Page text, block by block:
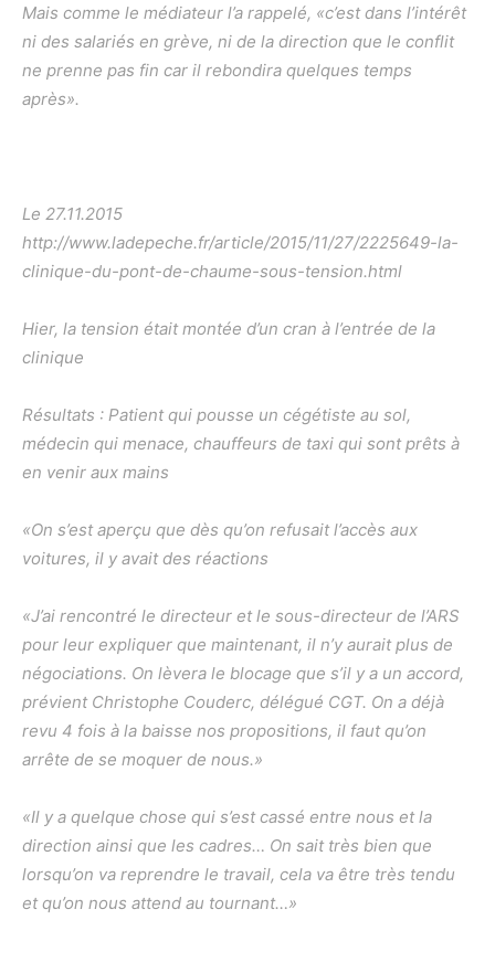
Mais comme le médiateur l’a rappelé, «c’est dans l’intérêt
ni des salariés en grève, ni de la direction que le conflit
ne prenne pas fin car il rebondira quelques temps
après».
Le 27.11.2015
http://www.ladepeche.fr/article/2015/11/27/2225649-la-
clinique-du-pont-de-chaume-sous-tension.html
Hier, la tension était montée d’un cran à l’entrée de la
clinique
Résultats : Patient qui pousse un cégétiste au sol,
médecin qui menace, chauffeurs de taxi qui sont prêts à
en venir aux mains
«On s’est aperçu que dès qu’on refusait l’accès aux
voitures, il y avait des réactions
«J’ai rencontré le directeur et le sous-directeur de l’ARS
pour leur expliquer que maintenant, il n’y aurait plus de
négociations. On lèvera le blocage que s’il y a un accord,
prévient Christophe Couderc, délégué CGT. On a déjà
revu 4 fois à la baisse nos propositions, il faut qu’on
arrête de se moquer de nous.»
«Il y a quelque chose qui s’est cassé entre nous et la
direction ainsi que les cadres… On sait très bien que
lorsqu’on va reprendre le travail, cela va être très tendu
et qu’on nous attend au tournant…»